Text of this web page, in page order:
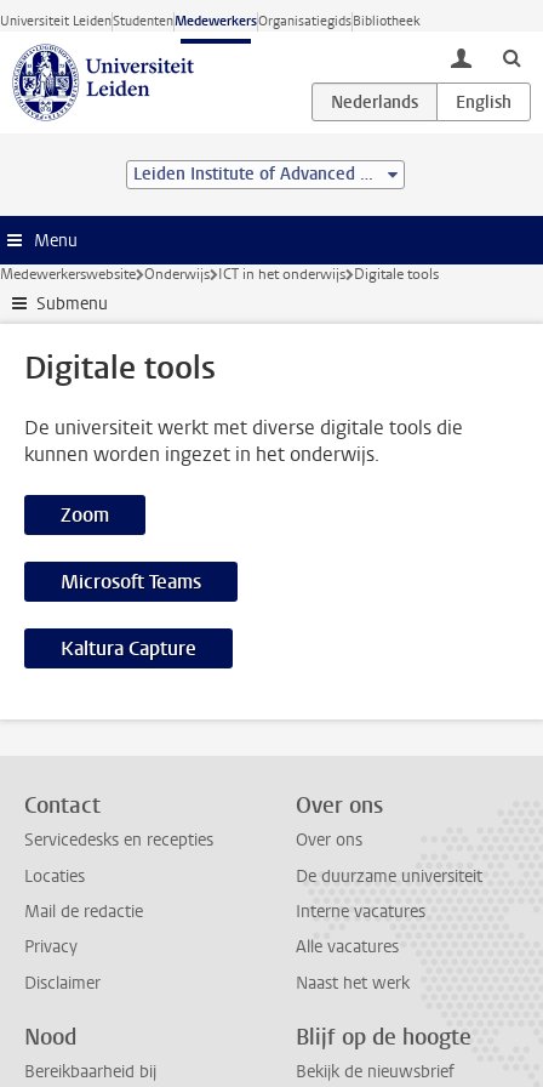
Ga direct naar de inhoud
Universiteit LeidenStudentenMedewerkersOrganisatiegidsBibliotheek
toggle
Leiden Institute of Advanced Computer Science (LIACS)
Menu
Medewerkerswebsite Onderwijs ICT in het onderwijs Digitale tools
Submenu
Digitale tools
De universiteit werkt met diverse digitale tools die
kunnen worden ingezet in het onderwijs.
Zoom
Microsoft Teams
Kaltura Capture
Contact
Servicedesks en recepties
Locaties
Mail de redactie
Privacy
Disclaimer
Over ons
Over ons
De duurzame universiteit
Interne vacatures
Alle vacatures
Naast het werk
Nood
Bereikbaarheid bij
Blijf op de hoogte
Bekijk de nieuwsbrief